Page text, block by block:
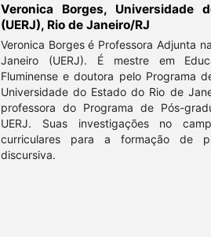
Veronica Borges, Universidade
(UERJ), Rio de Janeiro/RJ
Veronica Borges é Professora Adjunta
Janeiro (UERJ). É mestre em
Fluminense e doutora pelo Programa
Universidade do Estado do Rio de
professora do Programa de Pós-
UERJ. Suas investigações no
curriculares para a formação de
discursiva.